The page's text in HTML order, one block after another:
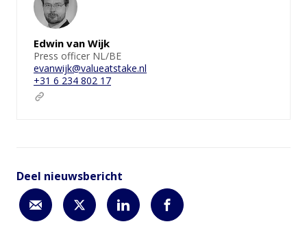
Edwin van Wijk
Press officer NL/BE
evanwijk@valueatstake.nl
+31 6 234 802 17
Deel nieuwsbericht